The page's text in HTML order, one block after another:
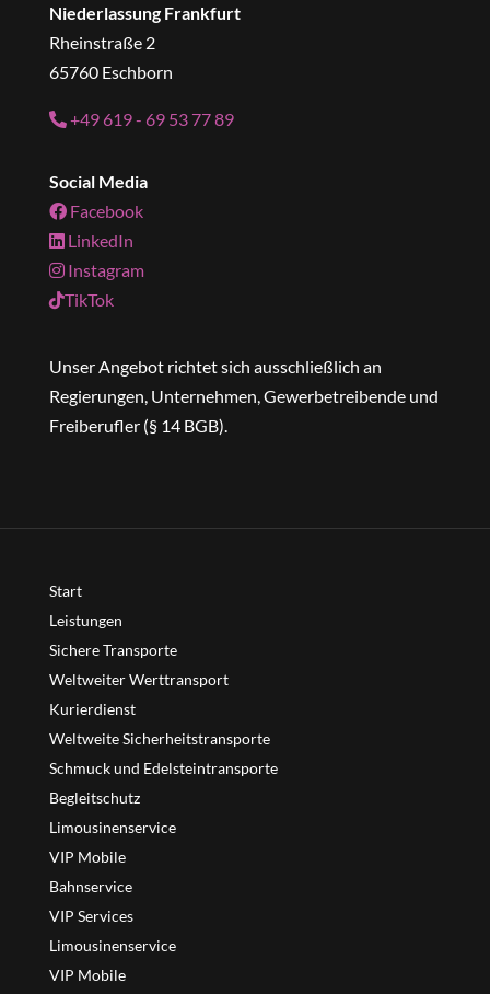
Niederlassung Frankfurt
Rheinstraße 2
65760 Eschborn
+49 619 - 69 53 77 89
Social Media
Facebook
LinkedIn
Instagram
TikTok
Unser Angebot richtet sich ausschließlich an
Regierungen, Unternehmen, Gewerbetreibende und
Freiberufler (§ 14 BGB).
Start
Leistungen
Sichere Transporte
Weltweiter Werttransport
Kurierdienst
Weltweite Sicherheitstransporte
Schmuck und Edelsteintransporte
Begleitschutz
Limousinenservice
VIP Mobile
Bahnservice
VIP Services
Limousinenservice
VIP Mobile